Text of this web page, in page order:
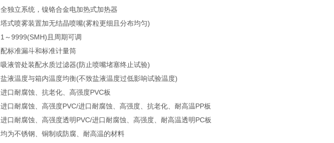
全独立系统，镍铬合金电加热式加热器
塔式喷雾装置加无结晶喷嘴(雾粒更细且分布均匀)
1～9999(SMH)且周期可调
配标准漏斗和标准计量筒
吸液管处装配水质过滤器(防止喷嘴堵塞终止试验)
盐液温度与箱内温度均衡(不致盐液温度过低影响试验温度)
进口耐腐蚀、抗老化、高强度PVC板
进口耐腐蚀、高强度PVC/进口耐腐蚀、高强度、抗老化、耐高温PP板
进口耐腐蚀、高强度透明PVC/进口耐腐蚀、高强度、耐高温透明PC板
均为不锈钢、铜制或防腐、耐高温的材料